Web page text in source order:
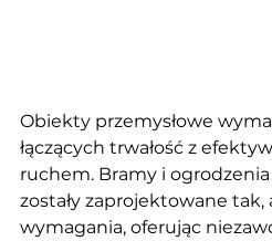
Obiekty przemysłowe
łączących trwałość z
ruchem. Bramy i
zostały zaprojektowane tak,
wymagania, oferując